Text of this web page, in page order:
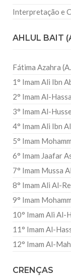
Interpretação e
AHLUL BAIT
Fátima Azahra
1° Imam Ali Ibn
2° Imam Al-
3° Imam Al-
4° Imam Ali Ibn
5° Imam
6° Imam Jaafar
7° Imam Mussa
8° Imam Ali Al-
9° Imam
10° Imam Ali Al-
11° Imam Al-
12° Imam Al-
CRENÇAS